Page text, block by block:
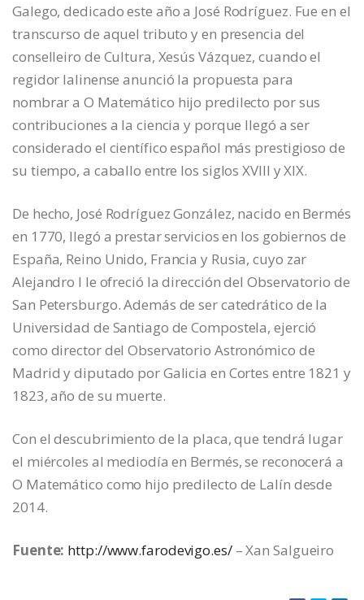
Galego, dedicado este año a José Rodríguez. Fue en el
transcurso de aquel tributo y en presencia del
conselleiro de Cultura, Xesús Vázquez, cuando el
regidor lalinense anunció la propuesta para
nombrar a O Matemático hijo predilecto por sus
contribuciones a la ciencia y porque llegó a ser
considerado el científico español más prestigioso de
su tiempo, a caballo entre los siglos XVIII y XIX.
De hecho, José Rodríguez González, nacido en Bermés
en 1770, llegó a prestar servicios en los gobiernos de
España, Reino Unido, Francia y Rusia, cuyo zar
Alejandro I le ofreció la dirección del Observatorio de
San Petersburgo. Además de ser catedrático de la
Universidad de Santiago de Compostela, ejerció
como director del Observatorio Astronómico de
Madrid y diputado por Galicia en Cortes entre 1821 y
1823, año de su muerte.
Con el descubrimiento de la placa, que tendrá lugar
el miércoles al mediodía en Bermés, se reconocerá a
O Matemático como hijo predilecto de Lalín desde
2014.
Fuente: http://www.farodevigo.es/– Xan Salgueiro